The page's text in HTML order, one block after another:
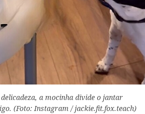
a mocinha divide o jantar
(Foto: Instagram / jackie.fit.fox.teach)